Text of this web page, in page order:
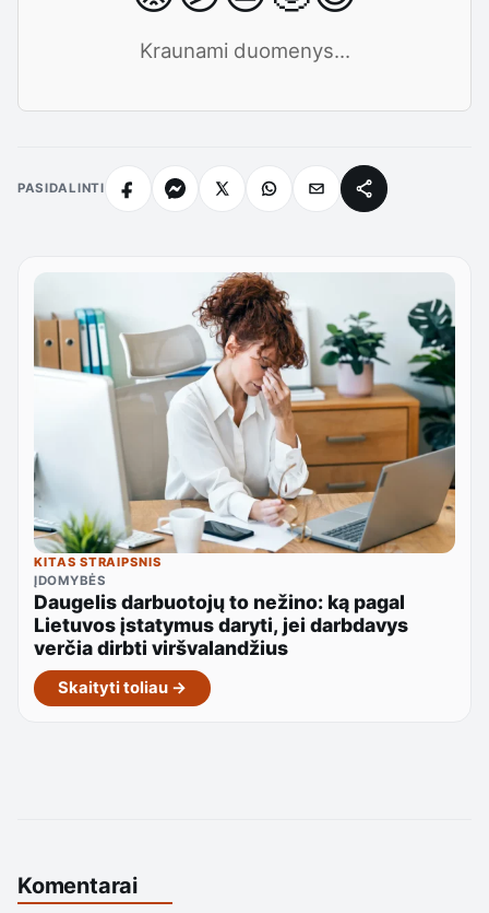
Kraunami duomenys...
PASIDALINTI
KITAS STRAIPSNIS
ĮDOMYBĖS
Daugelis darbuotojų to nežino: ką pagal
Lietuvos įstatymus daryti, jei darbdavys
verčia dirbti viršvalandžius
Skaityti toliau →
Komentarai